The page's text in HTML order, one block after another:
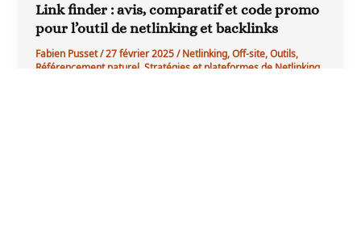
Link finder : avis, comparatif et code promo
pour l’outil de netlinking et backlinks
Fabien Pusset/27 février 2025/Netlinking,Off-site,Outils,
Référencement naturel ,Stratégies et plateformes de Netlinking